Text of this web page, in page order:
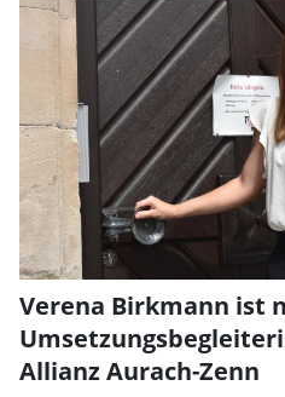
Verena Birkmann ist
Allianz Aurach-Zenn